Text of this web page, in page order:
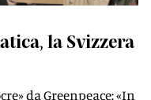
la Svizzera
da Greenpeace: «In